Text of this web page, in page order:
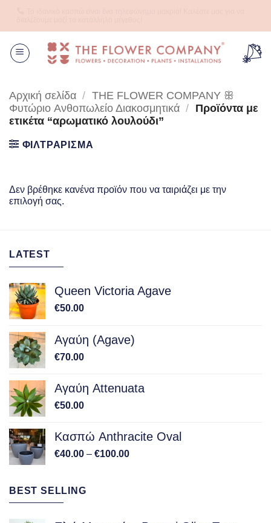
Αρχική σελίδα / THE FLOWER COMPANY ꕥ
Φυτώριο Aνθοπωλείο Διακοσμητικά / Προϊόντα με
ετικέτα “αρωματικό λουλούδι”
ΦΙΛΤΡΑΡΙΣΜΑ
Δεν βρέθηκε κανένα προϊόν που να ταιριάζει με την
επιλογή σας.
LATEST
Queen Victoria Agave
€50.00
Αγαύη (Agave)
€70.00
Αγαύη Attenuata
€50.00
Κασπώ Anthracite Oval
€40.00 – €100.00Price
BEST SELLING